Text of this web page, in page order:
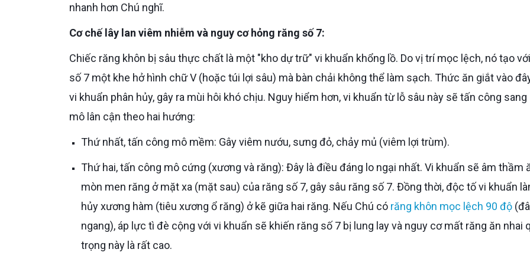
nhanh hơn Chú nghĩ.
Cơ chế lây lan viêm nhiễm và nguy cơ hỏng răng số 7:
Chiếc răng khôn bị sâu thực chất là một "kho dự trữ" vi khuẩn khổng lồ. Do vị trí mọc lệch, nó tạo với răng
số 7 một khe hở hình chữ V (hoặc túi lợi sâu) mà bàn chải không thể làm sạch. Thức ăn giắt vào
vi khuẩn phân hủy, gây ra mùi hôi khó chịu. Nguy hiểm hơn, vi khuẩn từ lỗ sâu này sẽ tấn công sang
mô lân cận theo hai hướng:
Thứ nhất, tấn công mô mềm: Gây viêm nướu, sưng đỏ, chảy mủ (viêm lợi trùm).
Thứ hai, tấn công mô cứng (xương và răng): Đây là điều đáng lo ngại nhất. Vi khuẩn sẽ âm thầm ăn
mòn men răng ở mặt xa (mặt sau) của răng số 7, gây sâu răng số 7. Đồng thời, độc tố vi khuẩn
hủy xương hàm (tiêu xương ổ răng) ở kẽ giữa hai răng. Nếu Chú có răng khôn mọc lệch 90 độ
ngang), áp lực tì đè cộng với vi khuẩn sẽ khiến răng số 7 bị lung lay và nguy cơ mất răng ăn nhai
trọng này là rất cao.